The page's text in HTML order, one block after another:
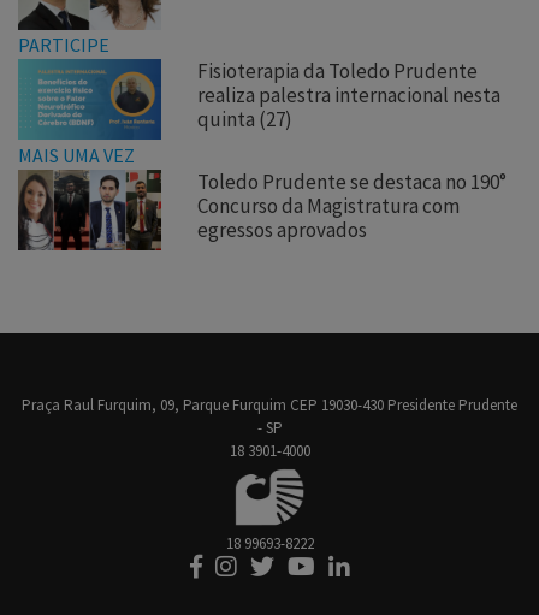
PARTICIPE
Fisioterapia da Toledo Prudente
realiza palestra internacional nesta
quinta (27)
MAIS UMA VEZ
Toledo Prudente se destaca no 190°
Concurso da Magistratura com
egressos aprovados
Praça Raul Furquim, 09, Parque Furquim CEP 19030-430 Presidente Prudente
- SP
18 3901-4000
18 99693-8222